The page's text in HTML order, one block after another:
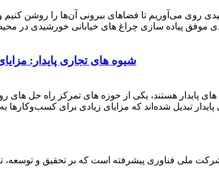
روی می‌آوریم تا فضاهای بیرونی آن‌ها را روشن کنیم
شیوه های تجاری پایدار:
پایدار هستند، یکی از حوزه های تمرکز راه حل های